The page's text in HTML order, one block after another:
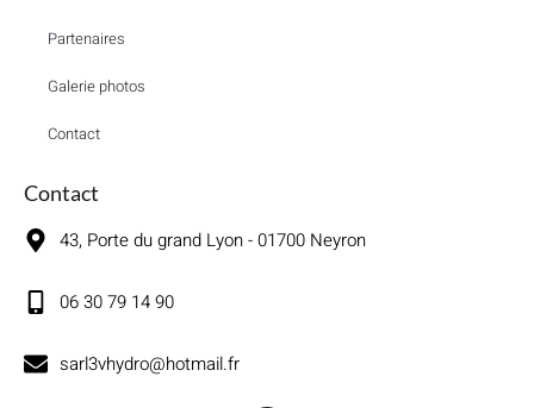
Partenaires
Galerie photos
Contact
Contact
43, Porte du grand Lyon - 01700 Neyron
06 30 79 14 90
sarl3vhydro@hotmail.fr